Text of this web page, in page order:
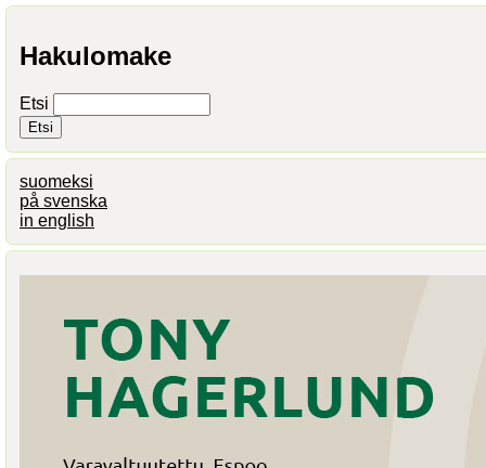
Hakulomake
Etsi
suomeksi
på svenska
in english